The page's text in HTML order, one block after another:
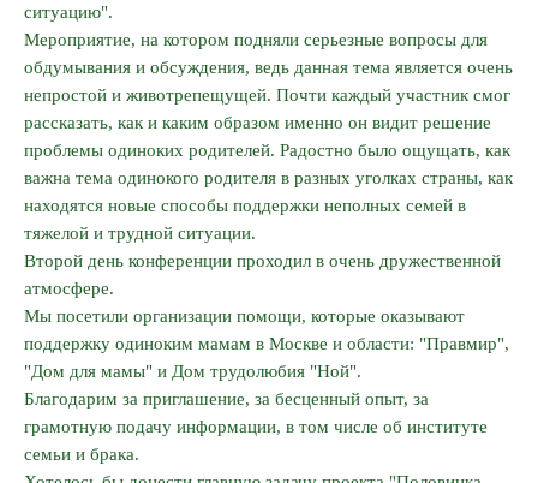
ситуацию".
Мероприятие, на котором подняли серьезные вопросы для
обдумывания и обсуждения, ведь данная тема является очень
непростой и животрепещущей. Почти каждый участник смог
рассказать, как и каким образом именно он видит решение
проблемы одиноких родителей. Радостно было ощущать, как
важна тема одинокого родителя в разных уголках страны, как
находятся новые способы поддержки неполных семей в
тяжелой и трудной ситуации.
Второй день конференции проходил в очень дружественной
атмосфере.
Мы посетили организации помощи, которые оказывают
поддержку одиноким мамам в Москве и области: "Правмир",
"Дом для мамы" и Дом трудолюбия "Ной".
Благодарим за приглашение, за бесценный опыт, за
грамотную подачу информации, в том числе об институте
семьи и брака.
Наши проекты
Проект “Новая жизнь”